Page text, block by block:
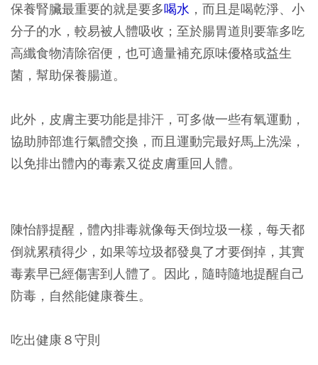
保養腎臟最重要的就是要多喝水 ，而且是喝乾淨、小
分子的水，較易被人體吸收；至於腸胃道則要靠多吃
高纖食物清除宿便，也可適量補充原味優格或益生
菌，幫助保養腸道。
此外，皮膚主要功能是排汗，可多做一些有氧運動，
協助肺部進行氣體交換，而且運動完最好馬上洗澡，
以免排出體內的毒素又從皮膚重回人體。
陳怡靜提醒，體內排毒就像每天倒垃圾一樣，每天都
倒就累積得少，如果等垃圾都發臭了才要倒掉，其實
毒素早已經傷害到人體了。因此，隨時隨地提醒自己
防毒，自然能健康養生。
吃出健康８守則